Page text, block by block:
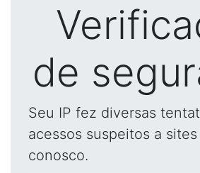
de
Seu IP fez diversas
acessos suspeitos a
conosco.